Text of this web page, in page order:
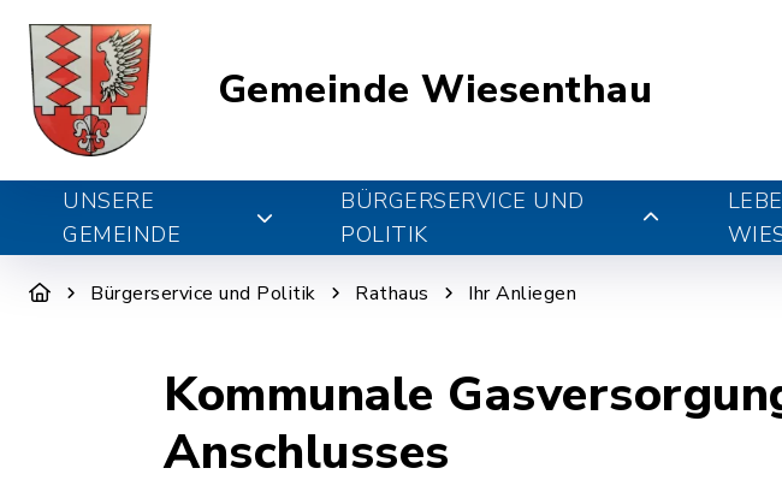
Gemeinde Wiesenthau
UNSERE
GEMEINDE
BÜRGERSERVICE UND
POLITIK
Bürgerservice und Politik Rathaus Ihr Anliegen
Kommunale
Anschlusses